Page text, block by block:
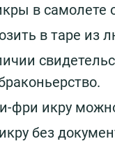
в самолете
в таре из
фри икру
без